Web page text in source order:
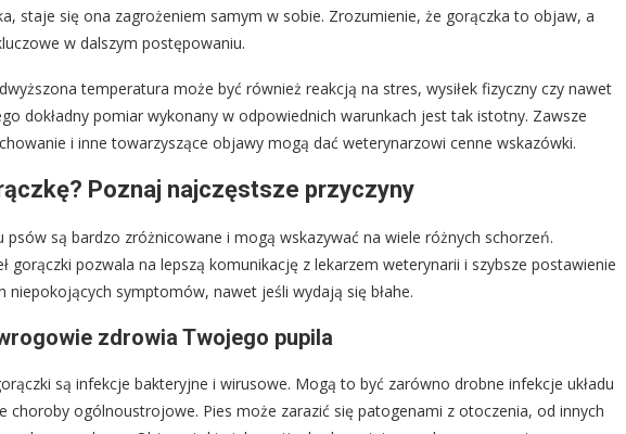
staje się ona zagrożeniem samym w sobie. Zrozumienie, że gorączka to objaw, a
w dalszym postępowaniu.
temperatura może być również reakcją na stres, wysiłek fizyczny czy nawet
dokładny pomiar wykonany w odpowiednich warunkach jest tak istotny. Zawsze
i inne towarzyszące objawy mogą dać weterynarzowi cenne wskazówki.
Poznaj najczęstsze przyczyny
są bardzo zróżnicowane i mogą wskazywać na wiele różnych schorzeń.
gorączki pozwala na lepszą komunikację z lekarzem weterynarii i szybsze postawienie
niepokojących symptomów, nawet jeśli wydają się błahe.
zdrowia Twojego pupila
są infekcje bakteryjne i wirusowe. Mogą to być zarówno drobne infekcje układu
choroby ogólnoustrojowe. Pies może zarazić się patogenami z otoczenia, od innych